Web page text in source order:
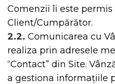
Comenzii îi este permis
Client/Cumpărător.
2.2. Comunicarea cu
realiza prin adresele
“Contact” din Site.
a gestiona informațiile